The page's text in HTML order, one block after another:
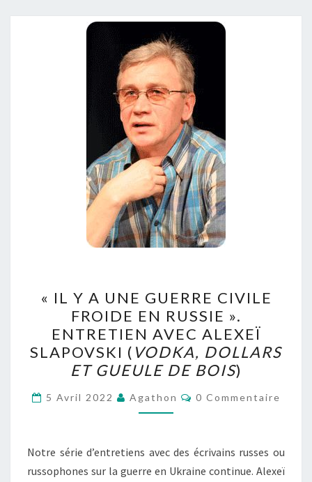
Y
A
UNE
GUERRE
CIVILE
FROIDE
EN
ENTRETIEN
AVEC
« IL Y A UNE GUERRE CIVILE
FROIDE EN RUSSIE ».
ENTRETIEN AVEC ALEXEÏ
SLAPOVSKI ( VODKA, DOLLARS
ET GUEULE DE BOIS)
5 Avril 2022 Agathon Commentaires
0 Commentaire
Notre série d’entretiens avec des écrivains russes ou
russophones sur la guerre en Ukraine continue. Alexeï